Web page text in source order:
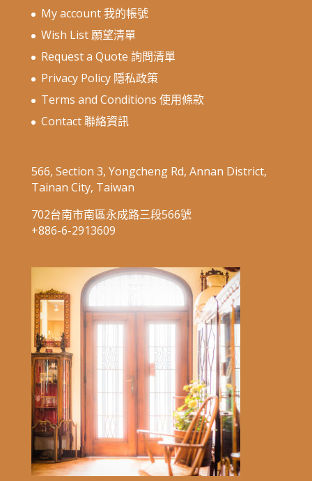
My account 我的帳號
Wish List 願望清單
Request a Quote 詢問清單
Privacy Policy 隱私政策
Terms and Conditions 使用條款
Contact 聯絡資訊
566, Section 3, Yongcheng Rd, Annan District,
Tainan City, Taiwan
702台南市南區永成路三段566號
+886-6-2913609